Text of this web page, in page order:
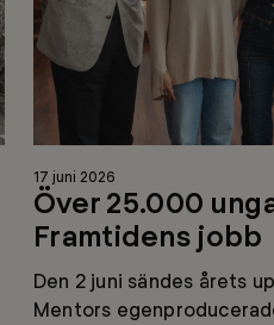
Läs
mer
17 juni 2026
Över 25.000
Framtidens jobb
Den 2 juni sändes årets
Mentors